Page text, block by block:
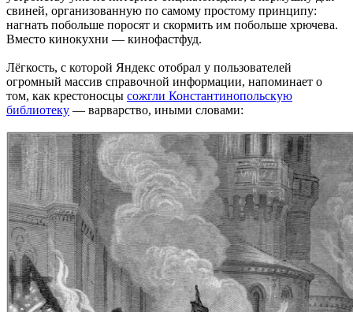
свиней, организованную по самому простому принципу:
нагнать побольше поросят и скормить им побольше хрючева.
Вместо кинокухни — кинофастфуд.
Лёгкость, с которой Яндекс отобрал у пользователей
огромный массив справочной информации, напоминает о
том, как крестоносцы сожгли Константинопольскую
библиотеку — варварство, иными словами: